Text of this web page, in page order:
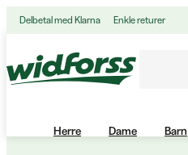
Delbetal med Klarna Enkle returer
Herre Dame Barn